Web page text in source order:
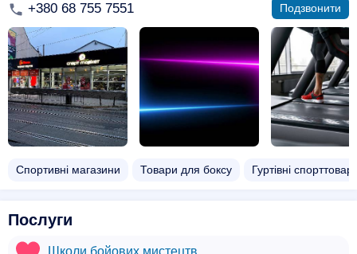
+380 68 755 7551 Подзвонити
Спортивні магазини Товари для боксу Гуртівні
Послуги
Школи бойових мистецтв